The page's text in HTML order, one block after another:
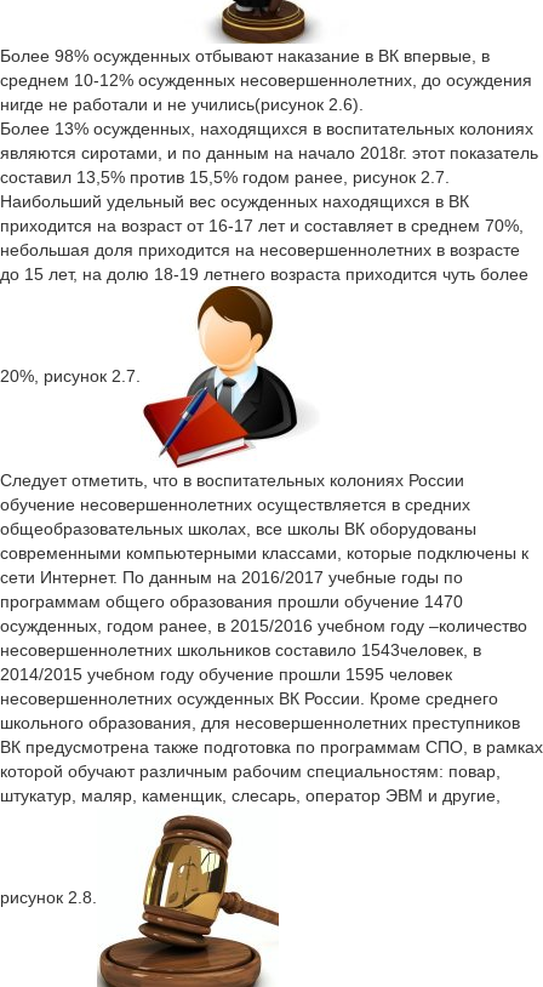
Более 98% осужденных отбывают наказание в ВК впервые, в
среднем 10-12% осужденных несовершеннолетних, до осуждения
нигде не работали и не учились(рисунок 2.6).
Более 13% осужденных, находящихся в воспитательных колониях
являются сиротами, и по данным на начало 2018г. этот показатель
составил 13,5% против 15,5% годом ранее, рисунок 2.7.
Наибольший удельный вес осужденных находящихся в ВК
приходится на возраст от 16-17 лет и составляет в среднем 70%,
небольшая доля приходится на несовершеннолетних в возрасте
до 15 лет, на долю 18-19 летнего возраста приходится чуть более
20%, рисунок 2.7.
Следует отметить, что в воспитательных колониях России
обучение несовершеннолетних осуществляется в средних
общеобразовательных школах, все школы ВК оборудованы
современными компьютерными классами, которые подключены к
сети Интернет. По данным на 2016/2017 учебные годы по
программам общего образования прошли обучение 1470
осужденных, годом ранее, в 2015/2016 учебном году –количество
несовершеннолетних школьников составило 1543человек, в
2014/2015 учебном году обучение прошли 1595 человек
несовершеннолетних осужденных ВК России. Кроме среднего
школьного образования, для несовершеннолетних преступников
ВК предусмотрена также подготовка по программам СПО, в рамках
которой обучают различным рабочим специальностям: повар,
штукатур, маляр, каменщик, слесарь, оператор ЭВМ и другие,
рисунок 2.8.